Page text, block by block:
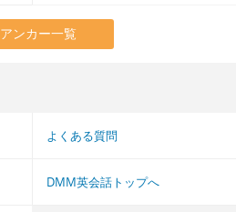
アンカー一覧
よくある質問
DMM英会話トップへ